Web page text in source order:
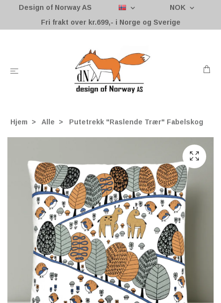
Design of Norway AS
NOK
Fri frakt over kr.699,- i Norge og Sverige
Hjem Alle Putetrekk "Raslende Trær" Fabelskog